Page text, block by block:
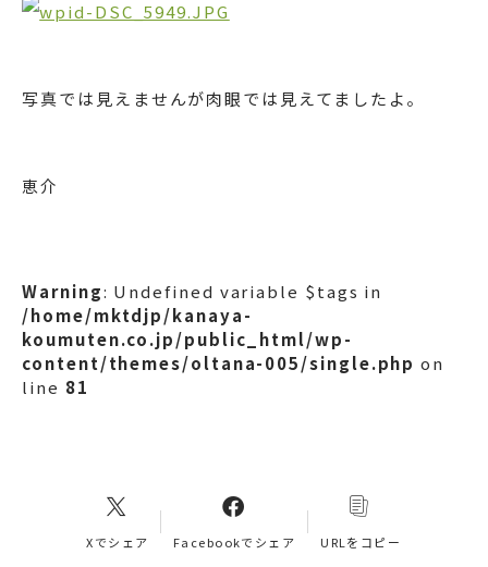
写真では見えませんが肉眼では見えてましたよ。
恵介
Warning: Undefined variable $tags in
/home/mktdjp/kanaya-
koumuten.co.jp/public_html/wp-
content/themes/oltana-005/single.php on
line 81
Xでシェア Facebookでシェア URLをコピー